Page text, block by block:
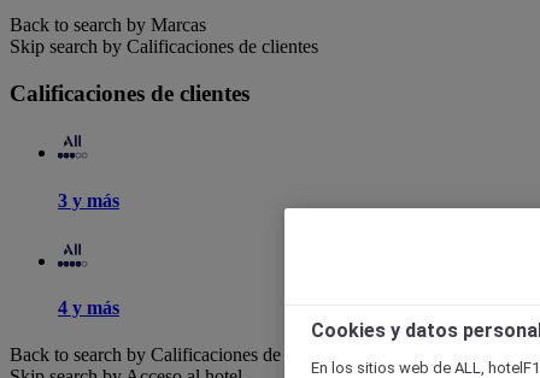
Back to search by Marcas
Skip search by Calificaciones de clientes
Calificaciones de clientes
3 y más
4 y más
Back to search by Calificaciones de clientes
Cookies y datos
En los sitios web de ALL,